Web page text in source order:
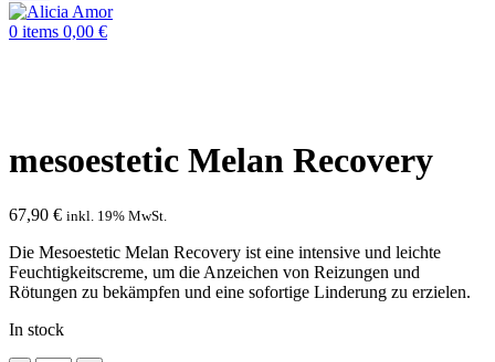
0 items 0,00 €
mesoestetic Melan Recovery
67,90 € inkl. 19% MwSt.
Die Mesoestetic Melan Recovery ist eine intensive und leichte
Feuchtigkeitscreme, um die Anzeichen von Reizungen und
Rötungen zu bekämpfen und eine sofortige Linderung zu erzielen.
In stock